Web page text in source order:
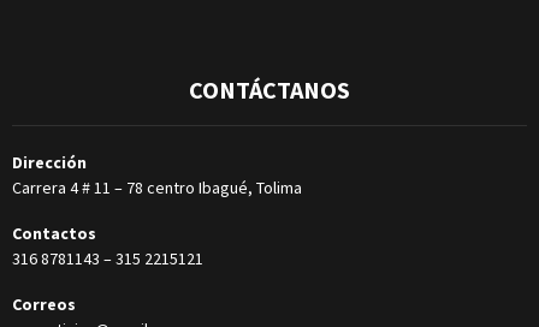
CONTÁCTANOS
Dirección
Carrera 4 # 11 – 78 centro Ibagué, Tolima
Contactos
316 8781143 –315 2215121
Correos